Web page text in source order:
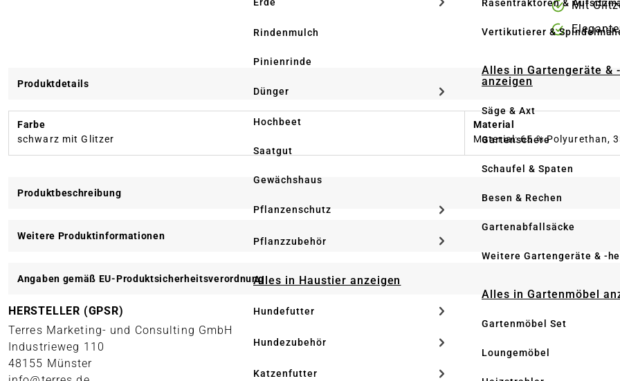
Rindenmulch
Pinienrinde
Dünger
Hochbeet
Saatgut
Gewächshaus
Pflanzenschutz
Pflanzzubehör
Alles in Haustier anzeigen
Hundefutter
Hundezubehör
Katzenfutter
Rasentraktoren &
Vertikutierer &
Alles in Gartengeräte &
anzeigen
Säge & Axt
Gartenschere
Schaufel & Spaten
Besen & Rechen
Gartenabfallsäcke
Weitere Gartengeräte & -
Alles in Gartenmöbel
Gartenmöbel Set
Loungemöbel
Mit
Produktdetails
Farbe
schwarz mit Glitzer
Material
Material: 65 % Polyurethan,
Produktbeschreibung
Weitere Produktinformationen
Angaben gemäß EU-Produktsicherheitsverordnung
HERSTELLER (GPSR)
Terres Marketing- und Consulting GmbH
Industrieweg 110
48155 Münster